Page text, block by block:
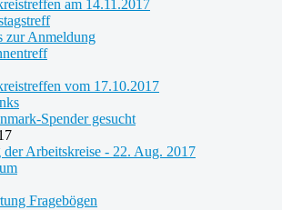
am 14.11.2017
zur Anmeldung
vom 17.10.2017
Spender gesucht
Arbeitskreise - 22. Aug. 2017
Fragebögen